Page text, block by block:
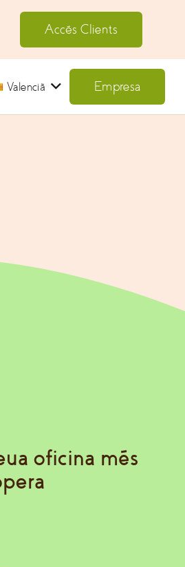
Accés Clients
Valencià Empresa
oficina més